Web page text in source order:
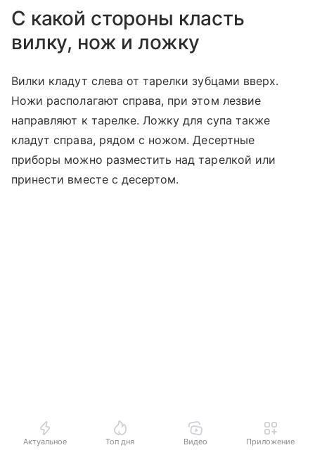
С какой стороны класть
вилку, нож и ложку
Вилки кладут слева от тарелки зубцами вверх.
Ножи располагают справа, при этом лезвие
направляют к тарелке. Ложку для супа также
кладут справа, рядом с ножом. Десертные
приборы можно разместить над тарелкой или
принести вместе с десертом.
Актуальное Топ дня Видео Приложение